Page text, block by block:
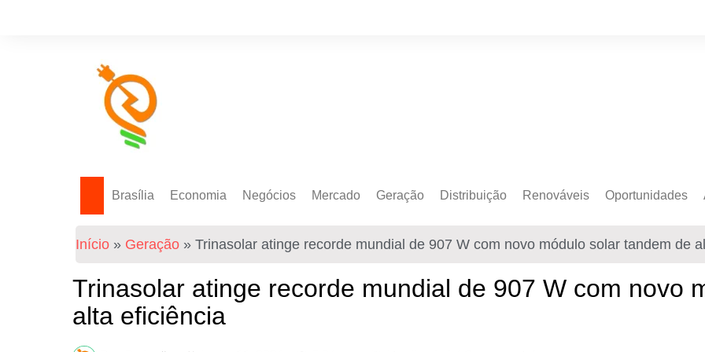
Brasília Economia
Tecnologia
Negócios
Empresas
Mercado
Mercado Livre
Geração
Autoprodução
Distribuição Renováveis
Sustentabilidade
Hidrogênio Verde
Oportunidades
Emprego
Início » Geração » Trinasolar atinge recorde mundial de 907 W com novo módulo solar tandem de
Trinasolar atinge recorde mundial de 907 W com novo
alta eficiência